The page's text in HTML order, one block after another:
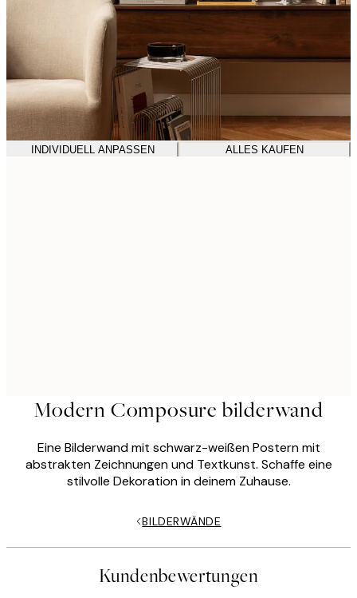
INDIVIDUELL ANPASSEN ALLES KAUFEN
Modern Composure bilderwand
Eine Bilderwand mit schwarz-weißen Postern mit
abstrakten Zeichnungen und Textkunst. Schaffe eine
stilvolle Dekoration in deinem Zuhause.
BILDERWÄNDE
Kundenbewertungen